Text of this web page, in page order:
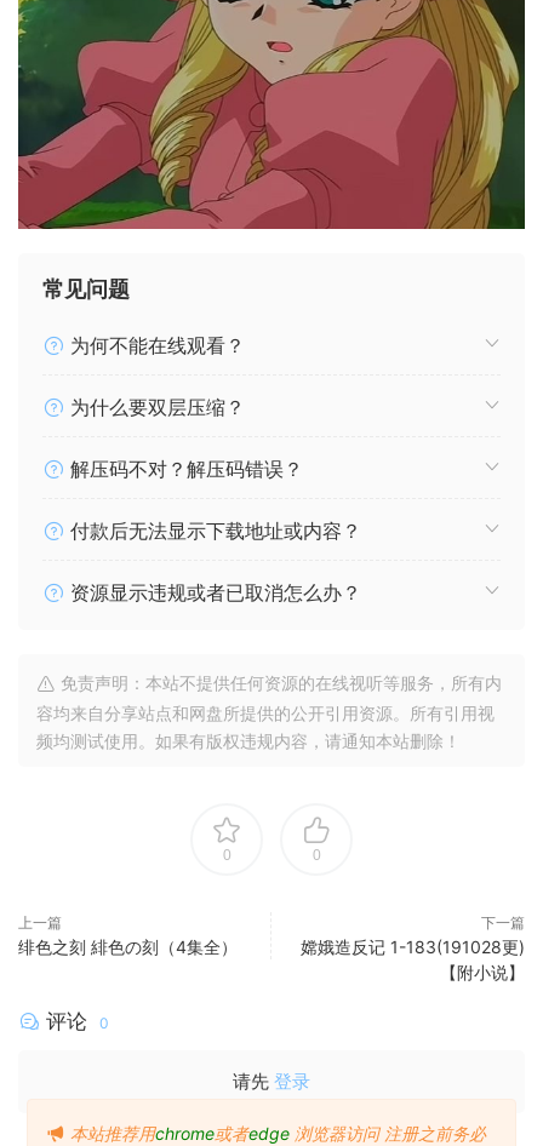
常见问题
为何不能在线观看？
为什么要双层压缩？
解压码不对？解压码错误？
付款后无法显示下载地址或内容？
资源显示违规或者已取消怎么办？
免责声明：本站不提供任何资源的在线视听等服务，所有内
容均来自分享站点和网盘所提供的公开引用资源。所有引用视
频均测试使用。如果有版权违规内容，请通知本站删除！
0 0
上一篇
绯色之刻 緋色の刻（4集全）
下一篇
嫦娥造反记 1-183(191028更)
【附小说】
评论 0
请先 登录
本站推荐用chrome或者edge 浏览器访问 注册之前务必